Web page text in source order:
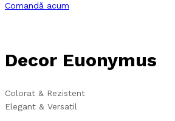
Comandă acum
Decor Euonymus
Colorat & Rezistent
Elegant & Versatil